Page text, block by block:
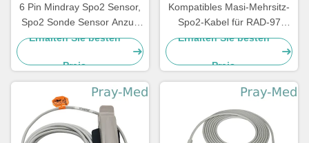
6 Pin Mindray Spo2 Sensor,
Spo2 Sonde Sensor Anzug
für PM9000 / 8000 Kabel 3m
Erhalten Sie besten
Preis
Kompatibles Masi-Mehrsitz-
Spo2-Kabel für RAD-97
4253 Masi Rot 20-Pin-
Erhalten Sie besten
Preis